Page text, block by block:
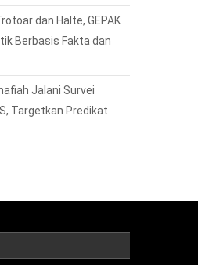
dan Halte, GEPAK
Berbasis Fakta dan
Jalani Survei
Targetkan Predikat